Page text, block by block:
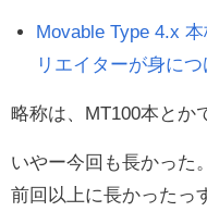
Movable Type 4.x
リエイターが身に
略称は、MT100本とか
いやー今回も長かった。
前回以上に長かったっ